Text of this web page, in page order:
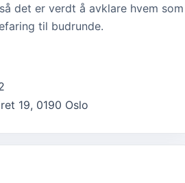
det er verdt å avklare hvem som
til budrunde.
19, 0190 Oslo